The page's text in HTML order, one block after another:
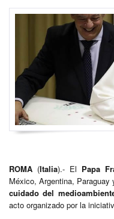
ROMA (Italia).- El Papa
México, Argentina, Paraguay
cuidado del
acto organizado por la